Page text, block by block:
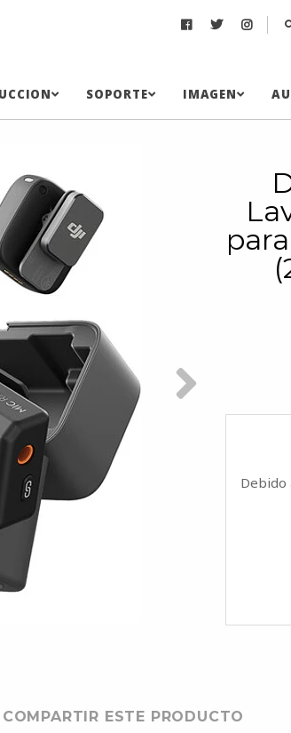
SOPORTE IMAGEN
Debido
COMPARTIR ESTE PRODUCTO